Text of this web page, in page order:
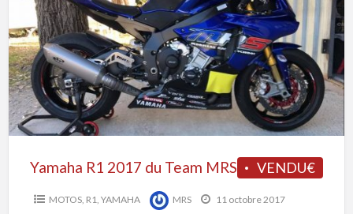
2017
du
Team
MRS
VENDU€
Yamaha R1 2017 du Team MRS
MOTOS, R1, YAMAHA MRS 11 octobre 2017